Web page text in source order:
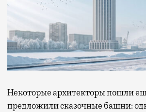
Некоторые архитекторы пошли
предложили сказочные башни: